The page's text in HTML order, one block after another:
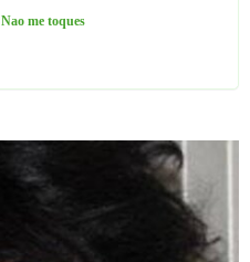
Nao me toques